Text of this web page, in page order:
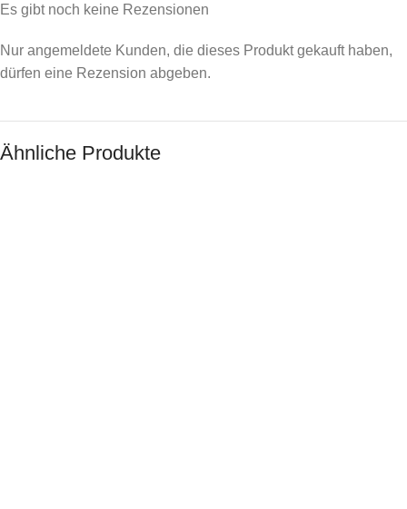
Es gibt noch keine Rezensionen
Nur angemeldete Kunden, die dieses Produkt gekauft haben,
dürfen eine Rezension abgeben.
Ähnliche Produkte